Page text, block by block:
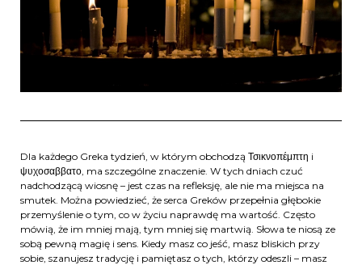
Dla każdego Greka tydzień, w którym obchodzą Τσικνοπέμπτη i
ψυχοσαββατο, ma szczególne znaczenie. W tych dniach czuć
nadchodzącą wiosnę – jest czas na refleksję, ale nie ma miejsca na
smutek. Można powiedzieć, że serca Greków przepełnia głębokie
przemyślenie o tym, co w życiu naprawdę ma wartość. Często
mówią, że im mniej mają, tym mniej się martwią. Słowa te niosą ze
sobą pewną magię i sens. Kiedy masz co jeść, masz bliskich przy
sobie, szanujesz tradycję i pamiętasz o tych, którzy odeszli – masz